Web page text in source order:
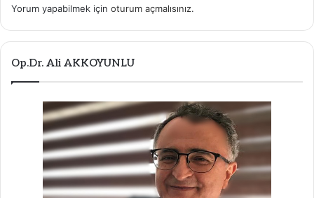
Yorum yapabilmek için oturum açmalısınız.
Op.Dr. Ali AKKOYUNLU